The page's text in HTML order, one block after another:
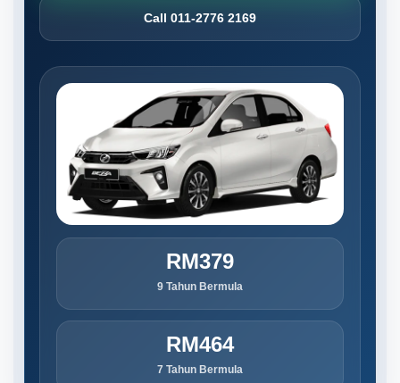
Call 011-2776 2169
RM379
9 Tahun Bermula
RM464
7 Tahun Bermula